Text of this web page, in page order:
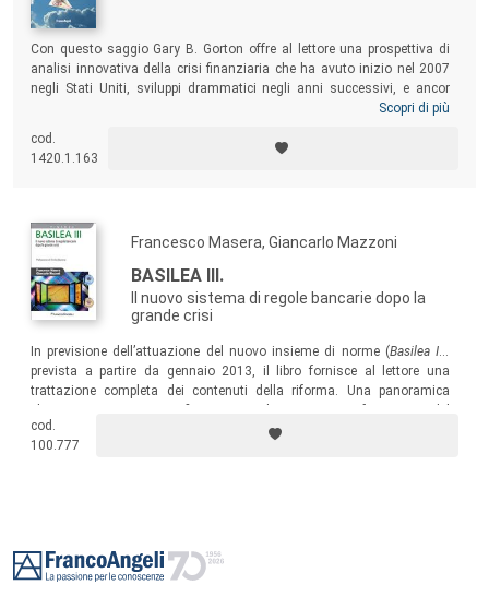
Con questo saggio Gary B. Gorton offre al lettore una prospettiva di
analisi innovativa della crisi finanziaria che ha avuto inizio nel 2007
negli Stati Uniti, sviluppi drammatici negli anni successivi, e ancor
oggi è lungi dall'aver esaurito i suoi effetti!. Scritto e argomentato con
finanziarie non sono eventi rari, causate da tempeste di fattori casuali.
Invece, le crisi finanziarie sono inerenti al nostro sistema finanziario.
Scopri di più
cod.
1420.1.163
Francesco Masera, Giancarlo Mazzoni
BASILEA III.
Il nuovo sistema di regole bancarie dopo la
grande crisi
In previsione dell’attuazione del nuovo insieme di norme (Basilea III )
prevista a partire da gennaio 2013, il libro fornisce al lettore una
trattazione completa dei contenuti della riforma. Una panoramica
sistema creditizio.
cod.
100.777